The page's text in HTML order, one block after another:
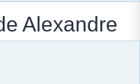
Alexandre